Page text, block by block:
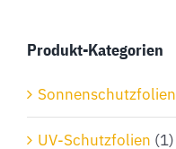
Produkt-Kategorien
Sonnenschutzfolien
UV-Schutzfolien (1)